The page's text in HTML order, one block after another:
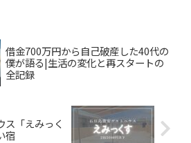
仲間と実際に会え、NFTやWeb3の未来を
語り合う。海鮮料理を楽しみながら親睦
を深め、NFTが人と地方をつなぐ新しい
可能性を体感した特別な旅だった。
借金700万円から自己破産した40代の
僕が語る|生活の変化と再スタートの
全記録
「えみっく
宿